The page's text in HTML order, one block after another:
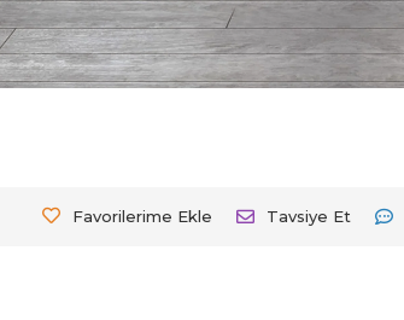
Favorilerime Ekle Tavsiye Et